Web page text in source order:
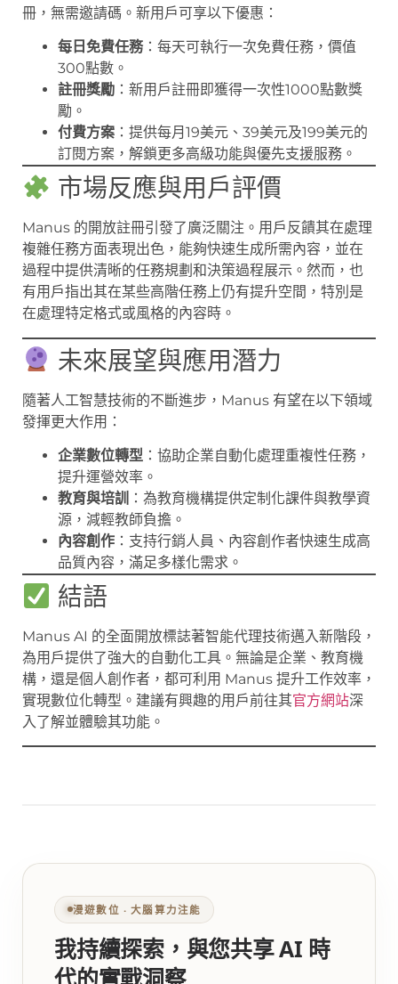
冊，無需邀請碼。新用戶可享以下優惠：
每日免費任務 ：每天可執行一次免費任務，價值
300點數。
註冊獎勵 ：新用戶註冊即獲得一次性1000點數獎
勵。
付費方案 ：提供每月19美元、39美元及199美元的
訂閱方案，解鎖更多高級功能與優先支援服務。
市場反應與用戶評價
Manus 的開放註冊引發了廣泛關注。用戶反饋其在處理
複雜任務方面表現出色，能夠快速生成所需內容，並在
過程中提供清晰的任務規劃和決策過程展示。然而，也
有用戶指出其在某些高階任務上仍有提升空間，特別是
在處理特定格式或風格的內容時。
未來展望與應用潛力
隨著人工智慧技術的不斷進步，Manus 有望在以下領域
發揮更大作用：
企業數位轉型 ：協助企業自動化處理重複性任務，
提升運營效率。
教育與培訓
：為教育機構提供定制化課件與教學資
源，減輕教師負擔。
內容創作 ：支持行銷人員、內容創作者快速生成高
品質內容，滿足多樣化需求。
結語
Manus AI 的全面開放標誌著智能代理技術邁入新階段，
為用戶提供了強大的自動化工具。無論是企業、教育機
構，還是個人創作者，都可利用 Manus 提升工作效率，
實現數位化轉型。建議有興趣的用戶前往其官方網站深
入了解並體驗其功能。
漫遊數位 ‧ 大腦算力注能
我持續探索，與您共享 AI 時
代的實戰洞察